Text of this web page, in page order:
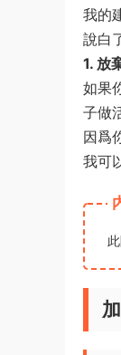
我的
說白
1. 放
如果
子做
因爲
我可